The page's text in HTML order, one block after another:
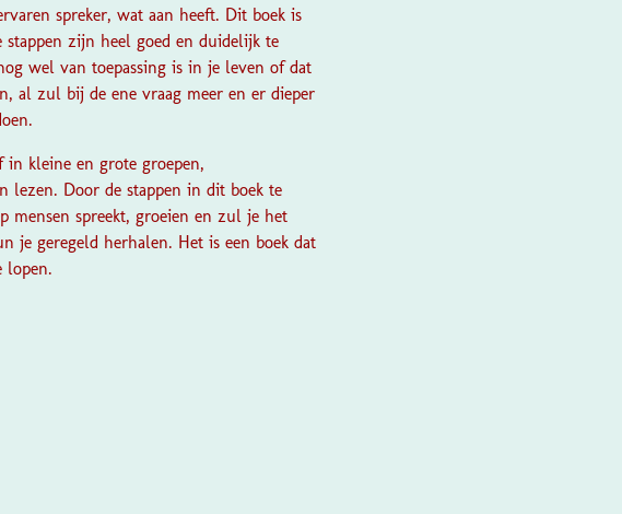
spreker, wat aan heeft. Dit boek is
zijn heel goed en duidelijk te
wel van toepassing is in je leven of dat
al zul bij de ene vraag meer en er dieper
in kleine en grote groepen,
lezen. Door de stappen in dit boek te
mensen spreekt, groeien en zul je het
je geregeld herhalen. Het is een boek dat
lopen.